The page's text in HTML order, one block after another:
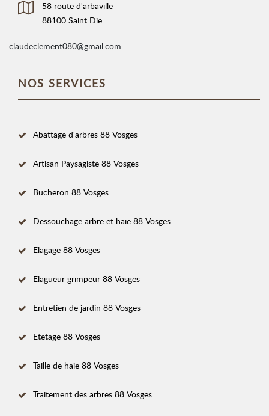
58 route d'arbaville
88100 Saint Die
claudeclement080@gmail.com
NOS SERVICES
Abattage d'arbres 88 Vosges
Artisan Paysagiste 88 Vosges
Bucheron 88 Vosges
Dessouchage arbre et haie 88 Vosges
Elagage 88 Vosges
Elagueur grimpeur 88 Vosges
Entretien de jardin 88 Vosges
Etetage 88 Vosges
Taille de haie 88 Vosges
Traitement des arbres 88 Vosges